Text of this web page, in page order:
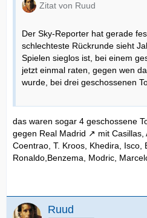
Zitat von Ruud
Der Sky-Reporter hat gerade
schlechteste Rückrunde sieht
Spielen sieglos ist, bei einem
jetzt einmal raten, gegen wen
wurde, bei drei geschossenen
das waren sogar 4 geschossene
gegen Real Madrid
mit Casillas,
Coentrao, T. Kroos, Khedira, Isco,
Ronaldo,Benzema, Modric,
Ruud